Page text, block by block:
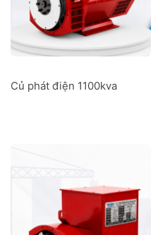
Củ phát điện 1100kva